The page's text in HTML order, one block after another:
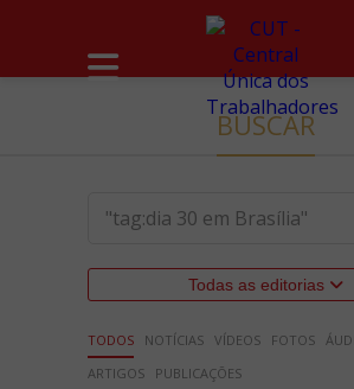
BUSCAR
Todas as editorias
TODOS NOTÍCIAS VÍDEOS FOTOS
ARTIGOS
PUBLICAÇÕES